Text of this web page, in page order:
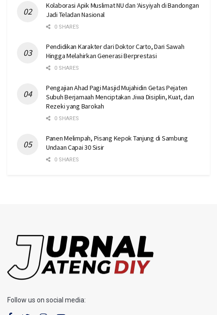
Kolaborasi Apik Muslimat NU dan ‘Aisyiyah di Bandongan
Jadi Teladan Nasional
0 SHARES
Pendidikan Karakter dari Doktor Carto, Dari Sawah
Hingga Melahirkan Generasi Berprestasi
0 SHARES
Pengajian Ahad Pagi Masjid Mujahidin Getas Pejaten
Subuh Berjamaah Menciptakan Jiwa Disiplin, Kuat, dan
Rezeki yang Barokah
0 SHARES
Panen Melimpah, Pisang Kepok Tanjung di Sambung
Undaan Capai 30 Sisir
0 SHARES
Follow us on social media: